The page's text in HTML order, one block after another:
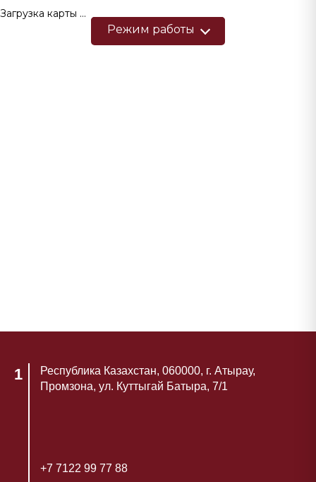
Загрузка карты ...
Режим работы
1
Республика Казахстан, 060000, г. Атырау,
Промзона, ул. Куттыгай Батыра, 7/1
+7 7122 99 77 88